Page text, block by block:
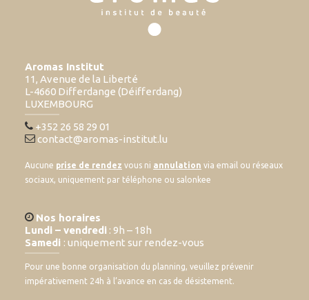
Aromas Institut
11, Avenue de la Liberté
L-4660 Differdange (Déifferdang)
LUXEMBOURG
+352 26 58 29 01
contact@aromas-institut.lu
Aucune prise de rendez vous ni annulation via email ou réseaux
sociaux, uniquement par téléphone ou salonkee
Nos horaires
Lundi – vendredi : 9h – 18h
Samedi : uniquement sur rendez-vous
Pour une bonne organisation du planning, veuillez prévenir
impérativement 24h à l’avance en cas de désistement.